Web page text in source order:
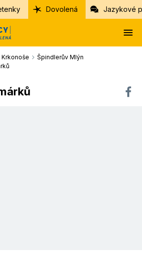
Dovolená Jazykové
Krkonoše
Špindlerův Mlýn